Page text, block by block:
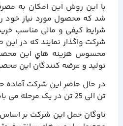
با این روش این امکان به
شد که محصول مورد نیاز خود را
شرایط کیفی و مالی مناسب
شرکت واگذار نمایند که در
محسوس هزینه هاي این
تولید و عرضه کنندگان این
تن الی 25 تن در یک مرحله می باشد .
ناوگان حمل این شرکت بر اساس